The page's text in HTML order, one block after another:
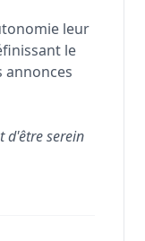
leur
le
annonces
d'être serein